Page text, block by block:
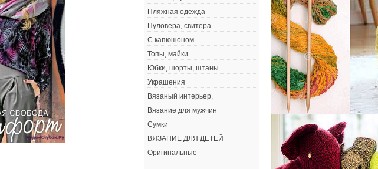
Пляжная одежда
Пуловера, свитера
С капюшоном
Топы, майки
Юбки, шорты, штаны
Украшения
Вязаный интерьер,
Вязание для мужчин
Сумки
ВЯЗАНИЕ ДЛЯ ДЕТЕЙ
Оригинальные